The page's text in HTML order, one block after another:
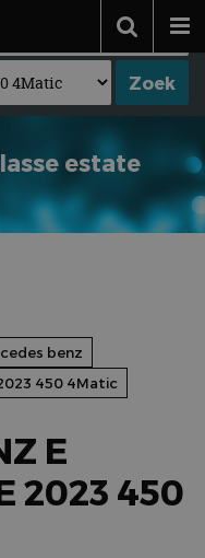
estate
benz
450 4Matic
E
2023 450